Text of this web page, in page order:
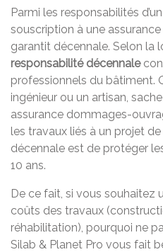
Parmi les responsabilités
souscription à une
garantit décennale. Selon la
responsabilité décennale
professionnels du bâtiment.
ingénieur ou un artisan,
assurance dommages-
les travaux liés à un projet
décennale est de protéger
10 ans.
De ce fait, si vous souhaitez
coûts des travaux
réhabilitation), pourquoi ne
Silab & Planet Pro vous fait